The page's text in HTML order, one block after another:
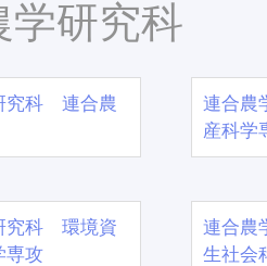
学研究科
究科 連合農
連合農
産科学
究科 環境資
専攻
連合農
生社会